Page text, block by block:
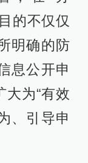
的不仅仅
明确的防
息公开申
大为“有效
、引导申